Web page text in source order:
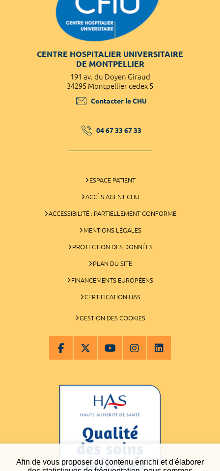
Afin de vous proposer du contenu enrichi et d'élaborer
CENTRE HOSPITALIER UNIVERSITAIRE
DE MONTPELLIER
191 av. du Doyen Giraud
34295 Montpellier cedex 5
Contacter le CHU
04 67 33 67 33
ESPACE PATIENT
ACCÈS AGENT CHU
ACCESSIBILITÉ : PARTIELLEMENT CONFORME
MENTIONS LÉGALES
PROTECTION DES DONNÉES
PLAN DU SITE
FINANCEMENTS EUROPÉENS
CERTIFICATION HAS
GESTION DES COOKIES